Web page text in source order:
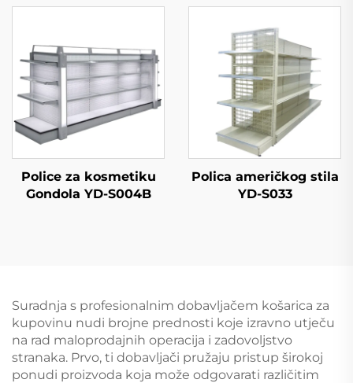
Police za kosmetiku
Gondola YD-S004B
Polica američkog stila
YD-S033
Suradnja s profesionalnim dobavljačem košarica za
kupovinu nudi brojne prednosti koje izravno utječu
na rad maloprodajnih operacija i zadovoljstvo
stranaka. Prvo, ti dobavljači pružaju pristup širokoj
ponudi proizvoda koja može odgovarati različitim